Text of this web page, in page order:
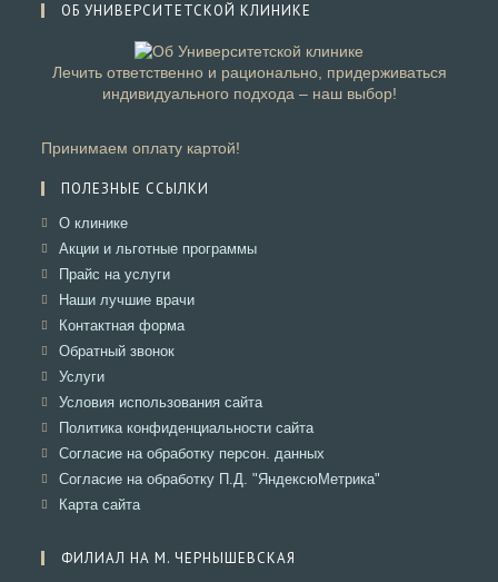
ОБ УНИВЕРСИТЕТСКОЙ КЛИНИКЕ
Лечить ответственно и рационально, придерживаться
индивидуального подхода – наш выбор!
Принимаем оплату картой!
ПОЛЕЗНЫЕ ССЫЛКИ
О клиникеОткроется
в
вкладке
Акции и льготные программыОткроется
Прайс на услугиОткроется
в
вкладке
Наши лучшие врачиОткроется
Контактная формаОткроется
Обратный звонокОткроется
вкладке
УслугиОткроется
в
вкладке
Условия использования сайтаОткроется
в
вкладке
Политика конфиденциальности сайтаОткроется
в
вкладке
Согласие на обработку персон. данных
в
Согласие на обработку П.Д. "ЯндексюМетрика"
Карта сайтаОткроется
вкладке
ФИЛИАЛ НА М. ЧЕРНЫШЕВСКАЯ